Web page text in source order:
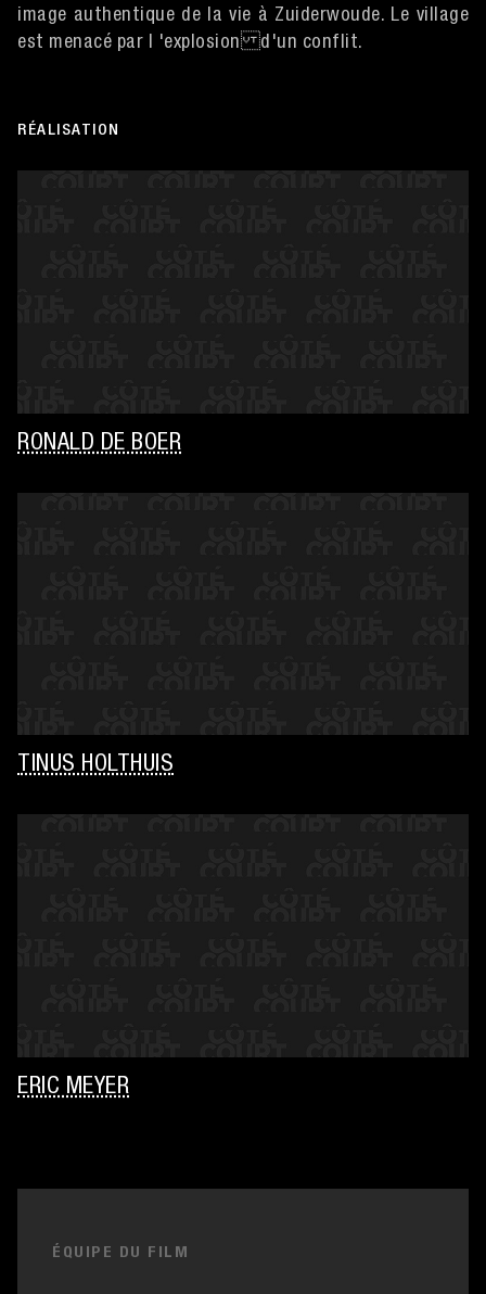
image authentique de la vie à Zuiderwoude. Le village
est menacé par l 'explosion d'un conflit.
RÉALISATION
RONALD DE BOER
TINUS HOLTHUIS
ERIC MEYER
ÉQUIPE DU FILM